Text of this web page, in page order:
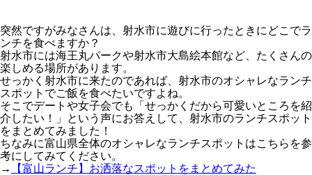
突然ですがみなさんは、射水市に遊びに行ったときにどこでラ
ンチを食べますか？
射水市には海王丸パークや射水市大島絵本館など、たくさんの
楽しめる場所があります。
せっかく射水市に来たのであれば、射水市のオシャレなランチ
スポットでご飯を食べたいですよね。
そこでデートや女子会でも「せっかくだから可愛いところを紹
介したい！」という声にお答えして、射水市のランチスポット
をまとめてみました！
ちなみに富山県全体のオシャレなランチスポットはこちらを参
考にしてみてください。
→
【富山ランチ】お洒落なスポットをまとめてみた